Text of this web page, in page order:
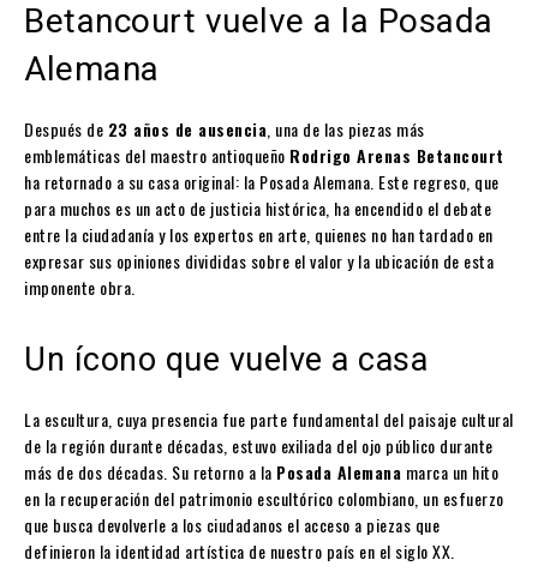
Betancourt vuelve a la Posada
Alemana
Después de 23 años de ausencia , una de las piezas más
emblemáticas del maestro antioqueño Rodrigo Arenas Betancourt
ha retornado a su casa original: la Posada Alemana. Este regreso, que
para muchos es un acto de justicia histórica, ha encendido el debate
entre la ciudadanía y los expertos en arte, quienes no han tardado en
expresar sus opiniones divididas sobre el valor y la ubicación de esta
imponente obra.
Un ícono que vuelve a casa
La escultura, cuya presencia fue parte fundamental del paisaje cultural
de la región durante décadas, estuvo exiliada del ojo público durante
más de dos décadas. Su retorno a la Posada Alemana marca un hito
en la recuperación del patrimonio escultórico colombiano, un esfuerzo
que busca devolverle a los ciudadanos el acceso a piezas que
definieron la identidad artística de nuestro país en el siglo XX.